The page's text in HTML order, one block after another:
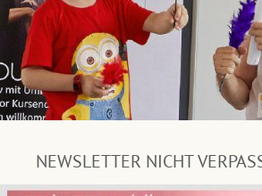
NEWSLETTER NICHT